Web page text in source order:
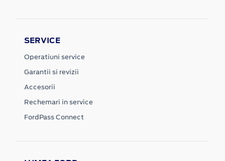
SERVICE
Operatiuni service
Garantii si revizii
Accesorii
Rechemari in service
FordPass Connect